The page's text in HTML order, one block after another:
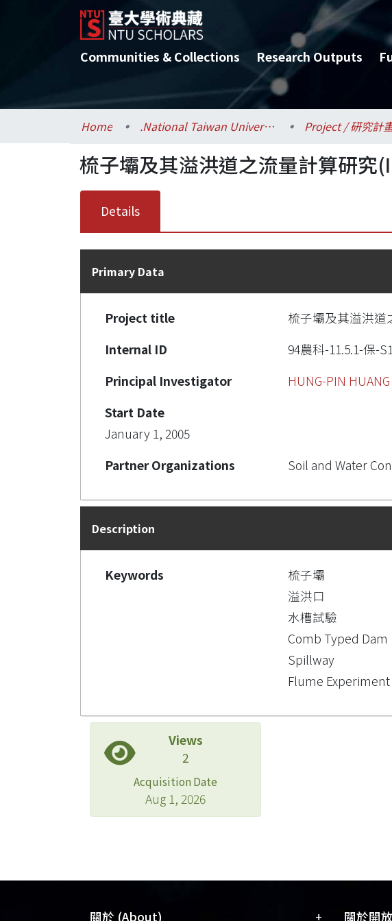
Communities & Collections Research Outputs
Home .National Taiwan University / 國立臺灣大學 Project / 研究計
梳子壩及其溢洪道之流量計算研究
Details
Primary Data
Project title
梳子壩及其溢洪
Internal ID
94農科-11.5.1-保-
Principal Investigator
HUNG-PIN HUANG
Start Date
January 1, 2005
Partner Organizations
Soil and Water
Description
Keywords
梳子壩
溢洪口
水槽試驗
Comb Typed Dam
Spillway
Flume Experiment
Views
2
Acquisition Date
Aug 1, 2026
關於 (About) + 關於開